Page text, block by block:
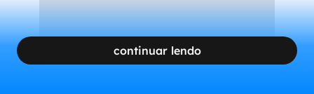
continuar lendo